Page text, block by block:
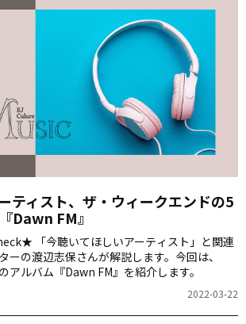
ティスト、ザ・ウィークエンドの5
Dawn FM』
「今聴いてほしいアーティスト」と関連
ーの渡辺志保さんが解説します。今回は、
アルバム『Dawn FM』を紹介します。
2022-03-22